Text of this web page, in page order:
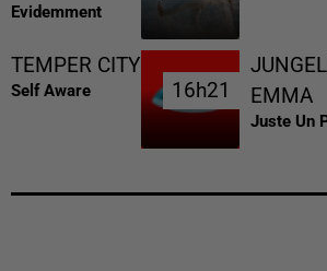
Evidemment
TEMPER CITY
Self Aware 16h21
16h21
EMMA
Juste Un